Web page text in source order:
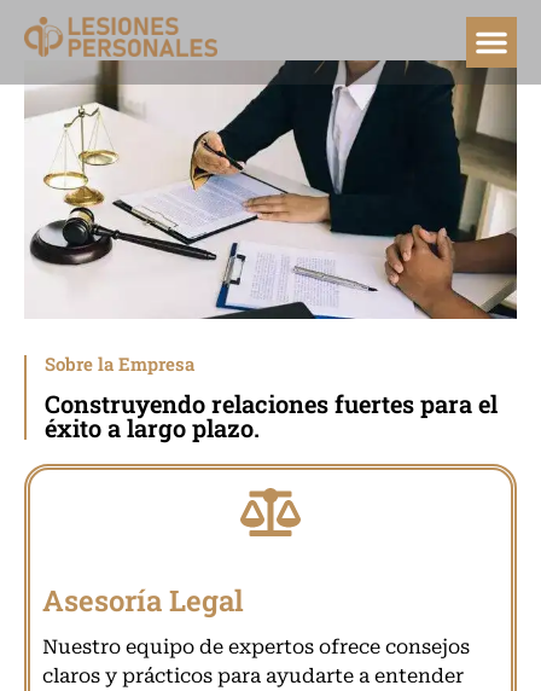
Sobre la Empresa
Construyendo relaciones fuertes para el
éxito a largo plazo.
Asesoría Legal
Nuestro equipo de expertos ofrece consejos
claros y prácticos para ayudarte a entender